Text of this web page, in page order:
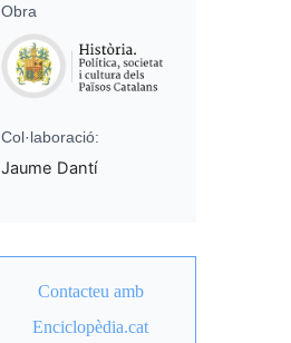
Obra
Col·laboració:
Jaume Dantí
Contacteu amb
Enciclopèdia.cat